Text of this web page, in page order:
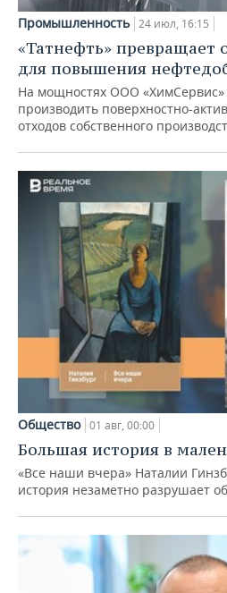
Промышленность 24 июл, 16:15
«Татнефть» превращает
для повышения
На мощностях ООО «ХимСервис»
производить поверхностно-
отходов собственного
Общество 01 авг, 00:00
Большая история в
«Все наши вчера» Наталии
история незаметно разрушает